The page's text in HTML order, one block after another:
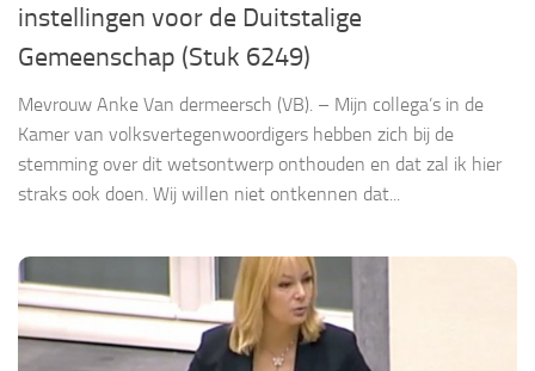
instellingen voor de Duitstalige
Gemeenschap (Stuk 6249)
Mevrouw Anke Van dermeersch (VB). – Mijn collega’s in de
Kamer van volksvertegenwoordigers hebben zich bij de
stemming over dit wetsontwerp onthouden en dat zal ik hier
straks ook doen. Wij willen niet ontkennen dat...